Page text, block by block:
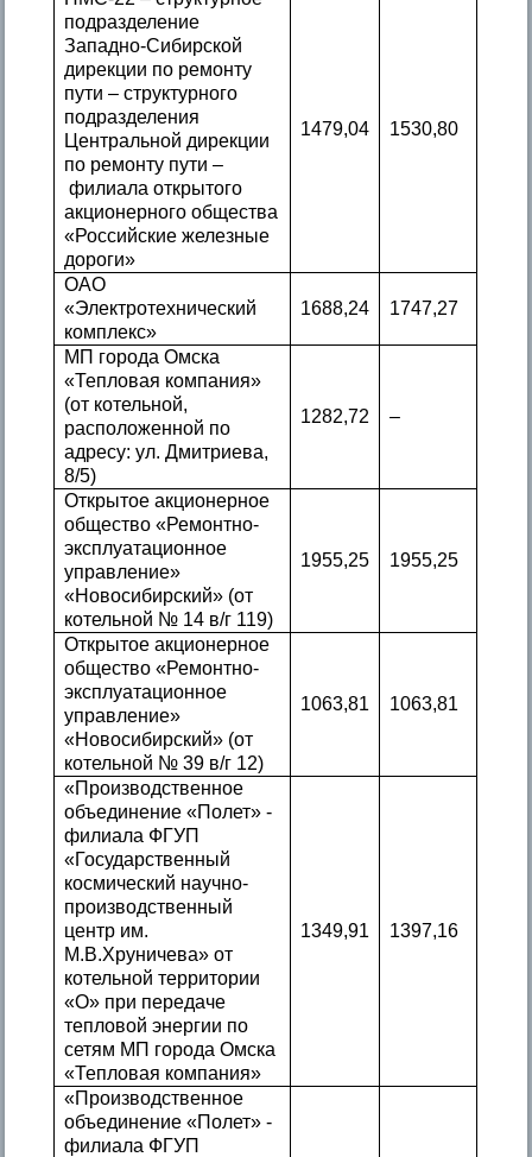
подразделение
Западно-Сибирской
дирекции по ремонту
пути – структурного
подразделения
Центральной дирекции
по ремонту пути –
филиала открытого
акционерного общества
«Российские железные
дороги»
1479,04 1530,80
ОАО
«Электротехнический
комплекс»
1688,24 1747,27
МП города Омска
«Тепловая компания»
(от котельной,
расположенной по
адресу: ул. Дмитриева,
8/5)
1282,72 –
Открытое акционерное
общество «Ремонтно-
эксплуатационное
управление»
«Новосибирский» (от
котельной № 14 в/г 119)
1955,25 1955,25
Открытое акционерное
общество «Ремонтно-
эксплуатационное
управление»
«Новосибирский» (от
котельной № 39 в/г 12)
1063,81 1063,81
«Производственное
объединение «Полет» -
филиала ФГУП
«Государственный
космический научно-
производственный
центр им.
М.В.Хруничева» от
котельной территории
«О» при передаче
тепловой энергии по
сетям МП города Омска
«Тепловая компания»
1349,91 1397,16
«Производственное
объединение «Полет» -
филиала ФГУП